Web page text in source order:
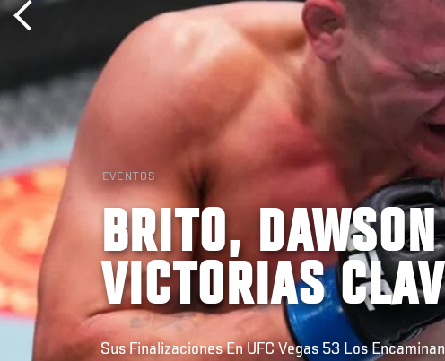
EVENTOS
BRITO,
VICTORIAS
Sus Finalizaciones En UFC Vegas 53 Los